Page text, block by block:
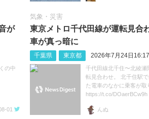
が
の中
01
気象・災害
東京メトロ千代田線が運転見合
車が真っ暗に
千葉県 東京都 2026年7月24日16:17
千代田線北千住〜北綾瀬
転見合わせ。 北千住駅で
た電車のなかに乗客が取
https://t.co/DOaerBCw9h
んぬ